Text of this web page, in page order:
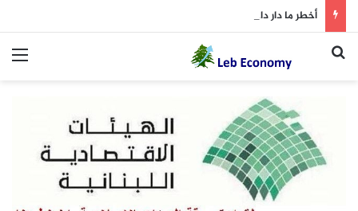
أخطر ما دار داخل غرفة المفاوضات
بحث عن